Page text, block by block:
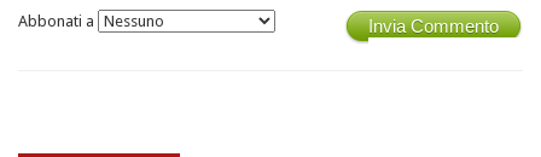
Invia Commento
Abbonati a